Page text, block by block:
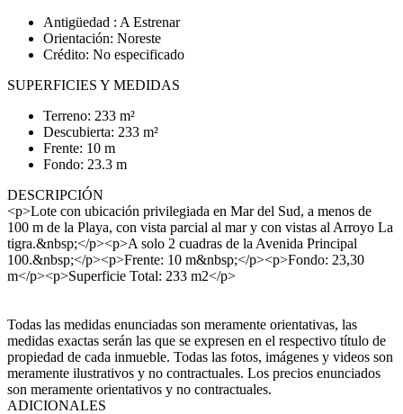
Antigüedad : A Estrenar
Orientación: Noreste
Crédito: No especificado
SUPERFICIES Y MEDIDAS
Terreno: 233 m²
Descubierta: 233 m²
Frente: 10 m
Fondo: 23.3 m
DESCRIPCIÓN
<p>Lote con ubicación privilegiada en Mar del Sud, a menos de
100 m de la Playa, con vista parcial al mar y con vistas al Arroyo La
tigra.&nbsp;</p><p>A solo 2 cuadras de la Avenida Principal
100.&nbsp;</p><p>Frente: 10 m&nbsp;</p><p>Fondo: 23,30
m</p><p>Superficie Total: 233 m2</p>
Todas las medidas enunciadas son meramente orientativas, las
medidas exactas serán las que se expresen en el respectivo título de
propiedad de cada inmueble. Todas las fotos, imágenes y videos son
meramente ilustrativos y no contractuales. Los precios enunciados
son meramente orientativos y no contractuales.
ADICIONALES